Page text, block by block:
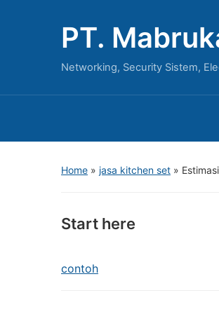
PT.
Networking, Security Sistem,
Home » jasa kitchen set »
Start here
contoh